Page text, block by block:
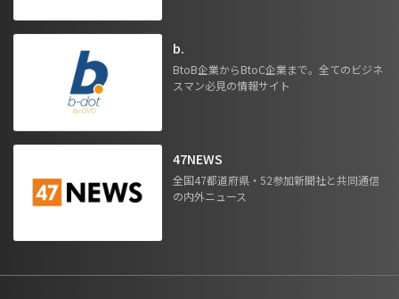
b.
BtoB企業からBtoC企業まで。全てのビジネ
スマン必見の情報サイト
47NEWS
全国47都道府県・52参加新聞社と共同通信
の内外ニュース